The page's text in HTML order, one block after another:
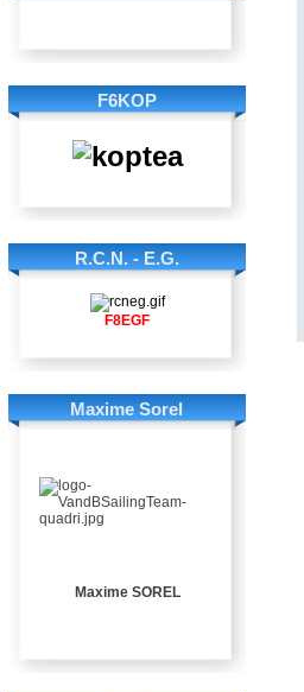
F6KOP
R.C.N. - E.G.
F8EGF
Maxime Sorel
Maxime SOREL